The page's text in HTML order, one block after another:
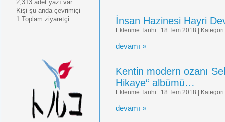
2,313 adet yazı var.
Kişi şu anda çevrimiçi
1 Toplam ziyaretçi
İnsan Hazinesi Hayri
Eklenme Tarihi : 18 Tem 2018 |
devamı »
Kentin modern ozanı
Hikaye“ albümü…
Eklenme Tarihi : 18 Tem 2018 |
devamı »